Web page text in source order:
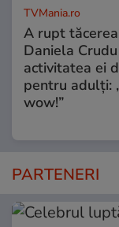
TVMania.ro
A rupt
Daniela
activitatea ei
pentru adulți:
wow!”
PARTENERI